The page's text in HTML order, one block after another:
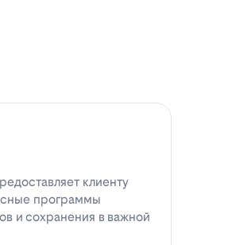
клиенту
программы
и сохранения в важной